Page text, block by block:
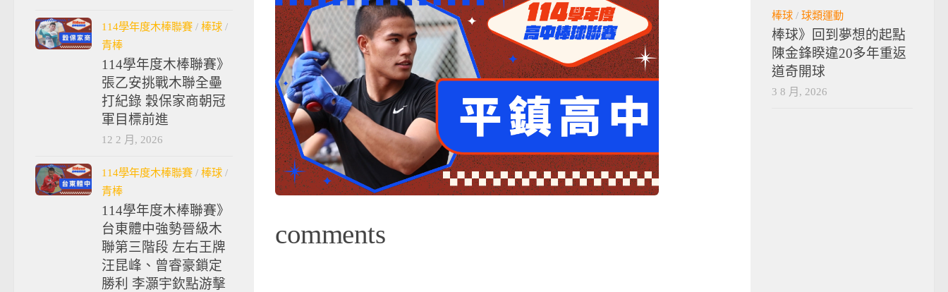
comments
114學年度木棒聯賽 / 棒球 /
青棒
114學年度木棒聯賽》
張乙安挑戰木聯全壘
打紀錄 穀保家商朝冠
軍目標前進
12 2 月, 2026
114學年度木棒聯賽 / 棒球 /
青棒
114學年度木棒聯賽》
台東體中強勢晉級木
聯第三階段 左右王牌
汪昆峰、曾睿豪鎖定
勝利 李灝宇欽點游擊
棒球 / 球類運動
棒球》回到夢想的起點
陳金鋒睽違20多年重返
道奇開球
3 8 月, 2026